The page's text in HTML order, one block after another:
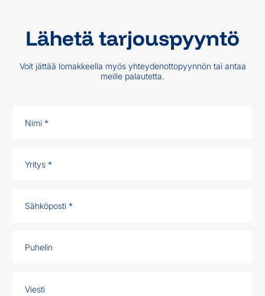
Lähetä tarjouspyyntö
Voit jättää lomakkeella myös yhteydenottopyynnön tai antaa
meille palautetta.